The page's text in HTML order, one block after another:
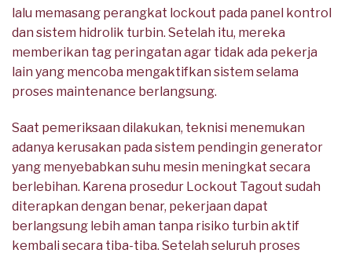
lalu memasang perangkat lockout pada panel kontrol
dan sistem hidrolik turbin. Setelah itu, mereka
memberikan tag peringatan agar tidak ada pekerja
lain yang mencoba mengaktifkan sistem selama
proses maintenance berlangsung.
Saat pemeriksaan dilakukan, teknisi menemukan
adanya kerusakan pada sistem pendingin generator
yang menyebabkan suhu mesin meningkat secara
berlebihan. Karena prosedur Lockout Tagout sudah
diterapkan dengan benar, pekerjaan dapat
berlangsung lebih aman tanpa risiko turbin aktif
kembali secara tiba-tiba. Setelah seluruh proses